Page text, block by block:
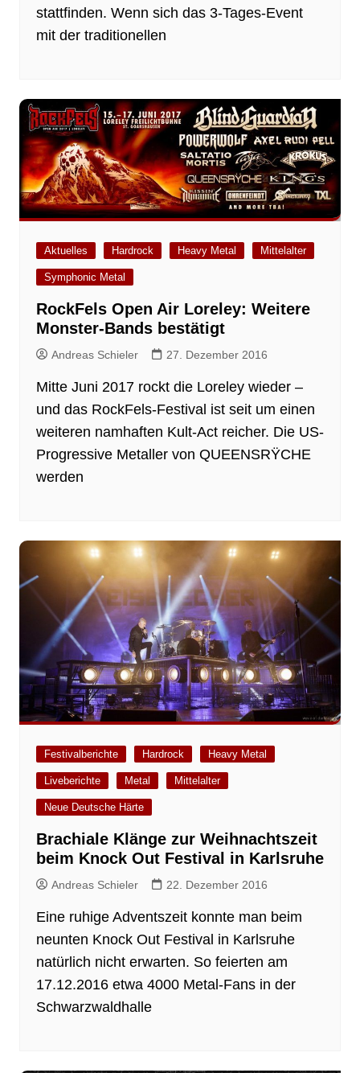
stattfinden. Wenn sich das 3-Tages-Event
mit der traditionellen
Aktuelles Hardrock Heavy Metal Mittelalter
Symphonic Metal
RockFels Open Air Loreley: Weitere
Monster-Bands bestätigt
Andreas Schieler 27. Dezember 2016
Mitte Juni 2017 rockt die Loreley wieder –
und das RockFels-Festival ist seit um einen
weiteren namhaften Kult-Act reicher. Die US-
Progressive Metaller von QUEENSRŸCHE
werden
Festivalberichte Hardrock Heavy Metal
Liveberichte Metal Mittelalter
Neue Deutsche Härte
Brachiale Klänge zur Weihnachtszeit
beim Knock Out Festival in Karlsruhe
Andreas Schieler 22. Dezember 2016
Eine ruhige Adventszeit konnte man beim
neunten Knock Out Festival in Karlsruhe
natürlich nicht erwarten. So feierten am
17.12.2016 etwa 4000 Metal-Fans in der
Schwarzwaldhalle